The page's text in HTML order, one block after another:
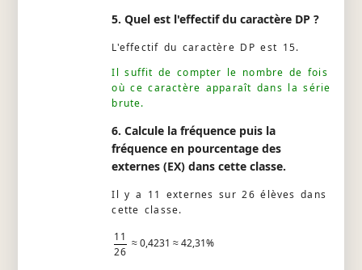
5. Quel est l'effectif du caractère DP ?
L'effectif du caractère DP est 15.
Il suffit de compter le nombre de fois
où ce caractère apparaît dans la série
brute.
6. Calcule la fréquence puis la
fréquence en pourcentage des
externes (EX) dans cette classe.
Il y a 11 externes sur 26 élèves dans
cette classe.
11
26
≈ 0,4231 ≈ 42,31%